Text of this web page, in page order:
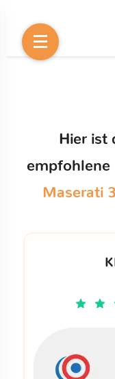
Hier ist
empfohlene
Maserati